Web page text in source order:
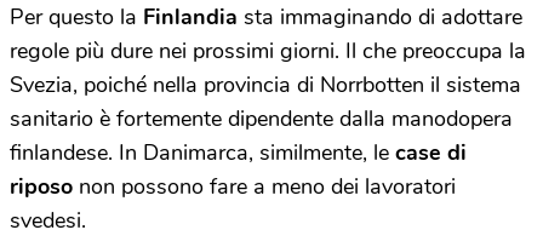
Per questo la Finlandia sta immaginando di adottare
regole più dure nei prossimi giorni. Il che preoccupa la
Svezia, poiché nella provincia di Norrbotten il sistema
sanitario è fortemente dipendente dalla manodopera
finlandese. In Danimarca, similmente, le case di
riposo non possono fare a meno dei lavoratori
svedesi.